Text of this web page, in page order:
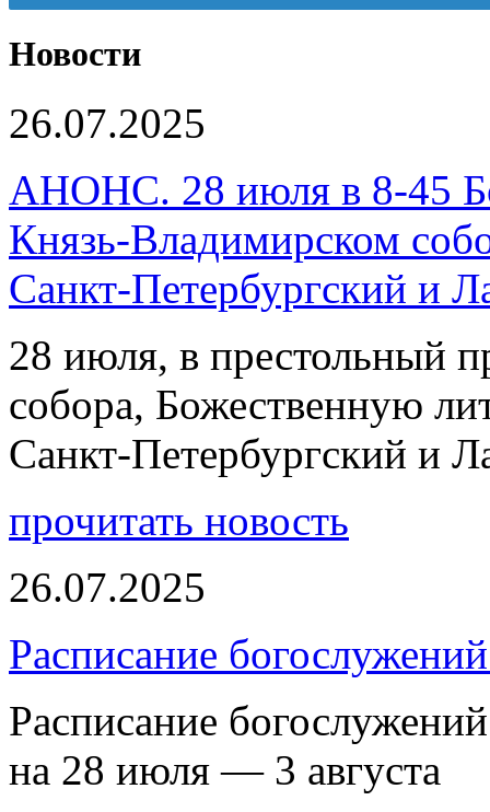
Новости
26.07.2025
АНОНС. 28 июля в 8-45
Князь-Владимирском
Санкт-Петербургский и
28 июля, в престольный
собора, Божественную
Санкт-Петербургский и
прочитать новость
26.07.2025
Расписание
Расписание
на 28 июля — 3 августа